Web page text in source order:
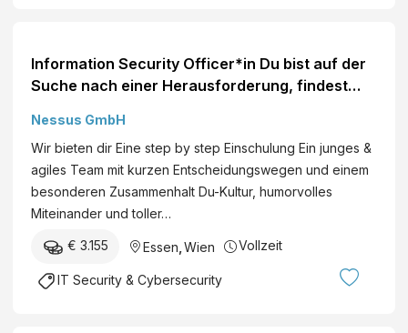
Information Security Officer*in Du bist auf der
Suche nach einer Herausforderung, findest
spannend? Dann bist du bei uns genau richtig!
Nessus GmbH
Wir bieten dir Eine step by step Einschulung Ein junges &
agiles Team mit kurzen Entscheidungswegen und einem
besonderen Zusammenhalt Du-Kultur, humorvolles
Miteinander und toller…
€ 3.155 Essen Wien Vollzeit
IT Security & Cybersecurity